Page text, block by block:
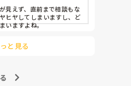
見えず、直前まで相談もな
ヒヤしてしまいますし、ど
いますよね。
も分からない状態」だった
惑かな」と抱え込んでいる
して、リーダー側から「〇
「困ってることない？」と
と見る